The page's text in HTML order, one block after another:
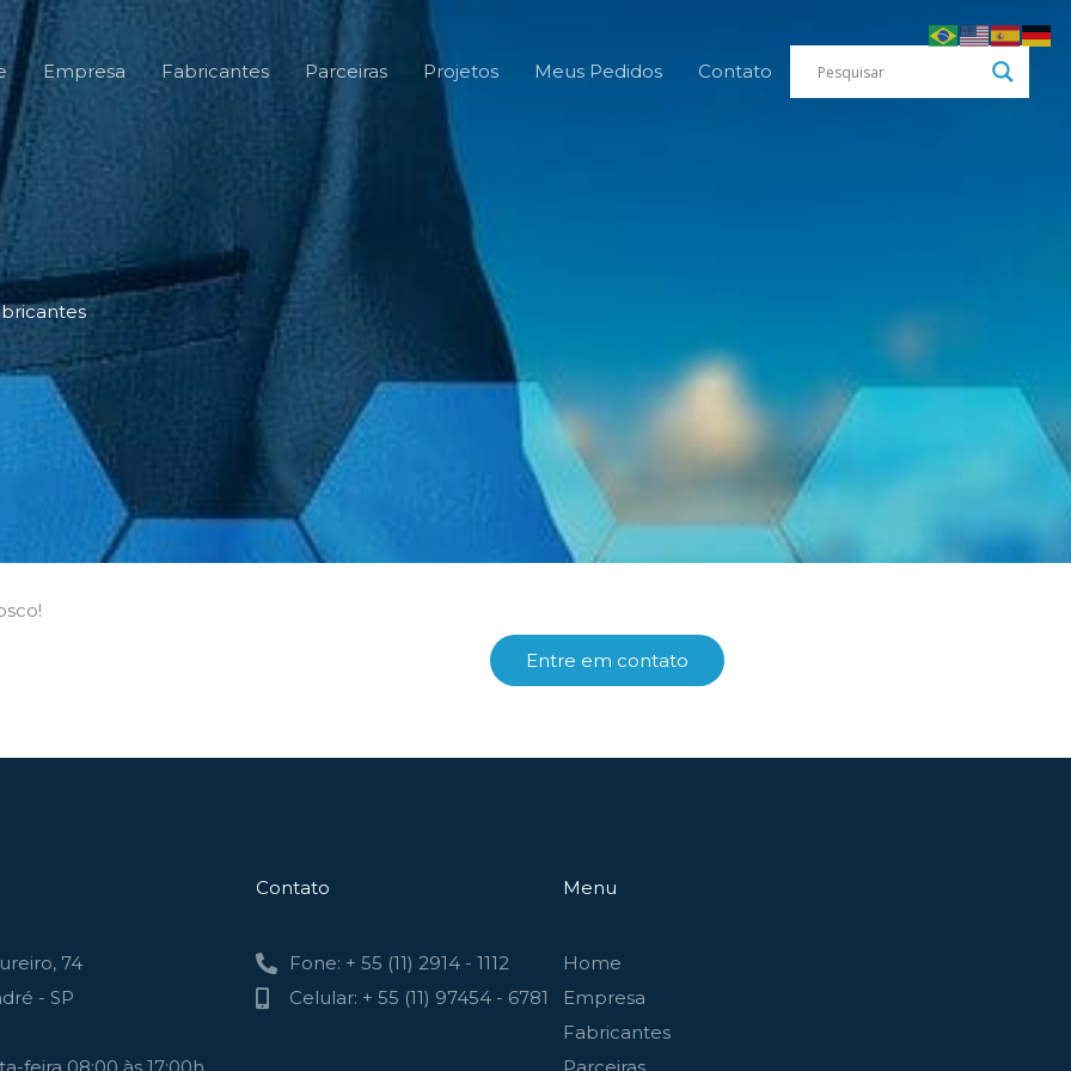
Empresa Fabricantes Parceiras Projetos Meus Pedidos Contato
Entre em contato
74
- SP
Contato
Fone: + 55 (11) 2914 - 1112
Celular: + 55 (11) 97454 - 6781
Menu
Home
Empresa
Fabricantes